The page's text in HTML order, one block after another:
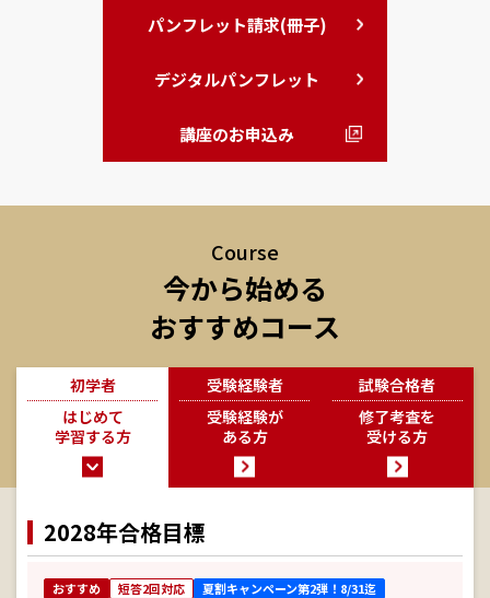
パンフレット請求(冊子)
デジタルパンフレット
講座のお申込み
Course
今から始める
おすすめコース
初学者
はじめて
学習する方
受験経験者
受験経験が
ある方
試験合格者
修了考査を
受ける方
2028年合格目標
おすすめ 短答2回対応 夏割キャンペーン第2弾！8/31迄